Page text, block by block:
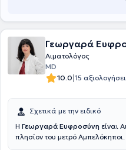
Γεωργαρά
Αιματολόγος
MD
10.0|15
Σχετικά με την ειδικό
Η Γεωργαρά Ευφροσύνη είναι
πλησίον του μετρό